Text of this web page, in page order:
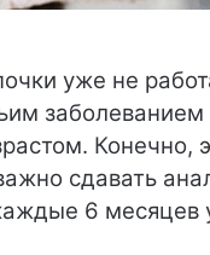
уже не
заболеванием
сдавать
6 месяцев